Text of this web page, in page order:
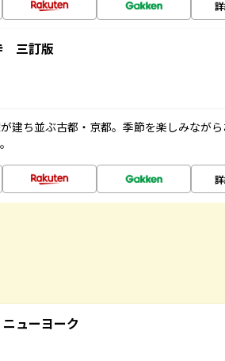
三訂版
建ち並ぶ古都・京都。季節を楽しみなが
ューヨーク